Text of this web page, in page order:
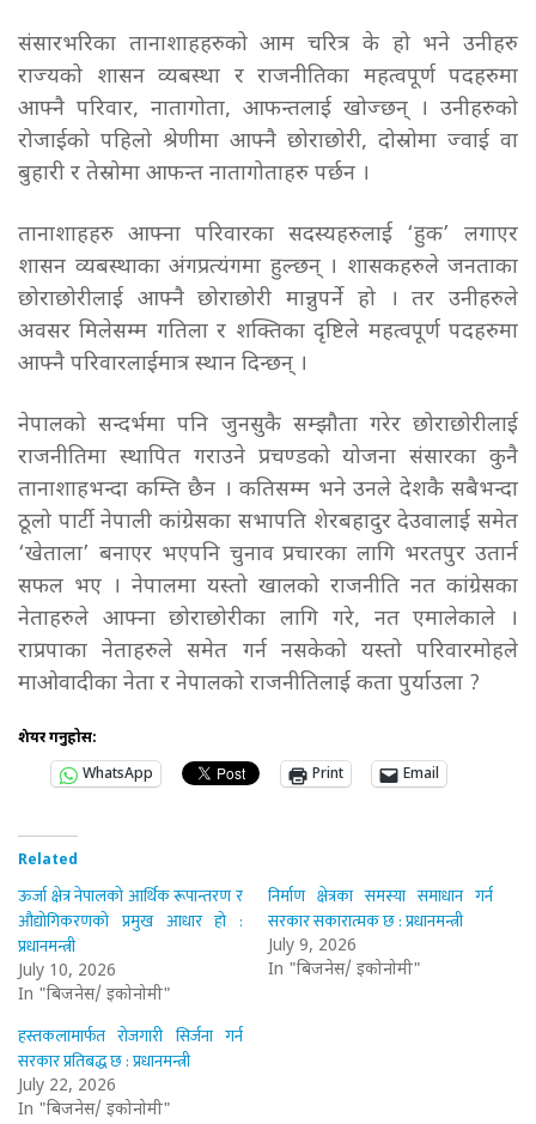
संसारभरिका तानाशाहहरुको आम चरित्र के हो भने उनीहरु
राज्यको शासन व्यबस्था र राजनीतिका महत्वपूर्ण पदहरुमा
आफ्नै परिवार, नातागोता, आफन्तलाई खोज्छन् । उनीहरुको
रोजाईको पहिलो श्रेणीमा आफ्नै छोराछोरी, दोस्रोमा ज्वाई वा
बुहारी र तेस्रोमा आफन्त नातागोताहरु पर्छन ।
तानाशाहहरु आफ्ना परिवारका सदस्यहरुलाई ‘हुक’ लगाएर
शासन व्यबस्थाका अंगप्रत्यंगमा हुल्छन् । शासकहरुले जनताका
छोराछोरीलाई आफ्नै छोराछोरी मान्नुपर्ने हो । तर उनीहरुले
अवसर मिलेसम्म गतिला र शक्तिका दृष्टिले महत्वपूर्ण पदहरुमा
आफ्नै परिवारलाईमात्र स्थान दिन्छन् ।
नेपालको सन्दर्भमा पनि जुनसुकै सम्झौता गरेर छोराछोरीलाई
राजनीतिमा स्थापित गराउने प्रचण्डको योजना संसारका कुनै
तानाशाहभन्दा कम्ति छैन । कतिसम्म भने उनले देशकै सबैभन्दा
ठूलो पार्टी नेपाली कांग्रेसका सभापति शेरबहादुर देउवालाई समेत
‘खेताला’ बनाएर भएपनि चुनाव प्रचारका लागि भरतपुर उतार्न
सफल भए । नेपालमा यस्तो खालको राजनीति नत कांग्रेसका
नेताहरुले आफ्ना छोराछोरीका लागि गरे, नत एमालेकाले ।
राप्रपाका नेताहरुले समेत गर्न नसकेको यस्तो परिवारमोहले
माओवादीका नेता र नेपालको राजनीतिलाई कता पुर्याउला ?​
शेयर गर्नुहोस:
WhatsApp
Print Email
Related
ऊर्जा क्षेत्र नेपालको आर्थिक रूपान्तरण र
औद्योगिकरणको प्रमुख आधार हो :
प्रधानमन्त्री
July 10, 2026
In "बिजनेस/ इकोनोमी"
निर्माण क्षेत्रका समस्या समाधान गर्न
सरकार सकारात्मक छ : प्रधानमन्त्री
July 9, 2026
In "बिजनेस/ इकोनोमी"
हस्तकलामार्फत रोजगारी सिर्जना गर्न
सरकार प्रतिबद्ध छ : प्रधानमन्त्री
July 22, 2026
In "बिजनेस/ इकोनोमी"